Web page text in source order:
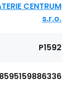
CENTRUM
s.r.o.
P1592
8595159886336